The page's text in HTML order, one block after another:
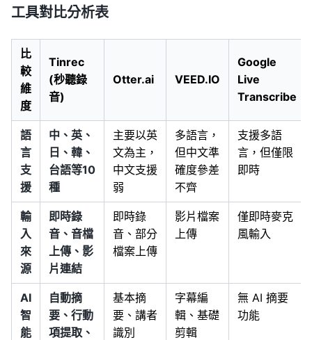
工具對比分析表
比
較
維
度
Tinrec
(秒聽錄
音)
Otter.ai VEED.IO
Google
Live
Transcribe
語
言
支
援
中、英、
日、韓、
台語等10
種
主要以英
文為主，
中文支援
弱
多語言，
但中文準
確度參差
不齊
支援多語
言，但僅限
即時
輸
入
來
源
即時錄
音、音檔
上傳、影
片連結
即時錄
音、部分
檔案上傳
影片檔案
上傳
僅即時麥克
風輸入
AI
智
能
自動摘
要、行動
項提取、
基本摘
要、講者
識別
字幕編
輯、基礎
剪輯
無 AI 摘要
功能